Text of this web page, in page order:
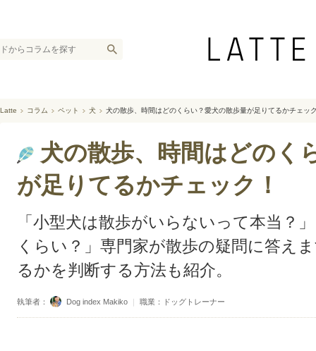
Latte コラム ペット 犬 犬の散歩、時間はどのくらい？愛犬の散歩量が足りてるかチェッ
犬の散歩、時間はどのく
が足りてるかチェック！
「小型犬は散歩がいらないって本当？
くらい？」専門家が散歩の疑問に答え
るかを判断する方法も紹介。
執筆者： Dog index Makiko ｜ 職業：ドッグトレーナー